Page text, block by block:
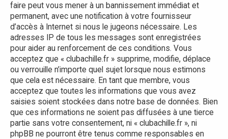
faire peut vous mener à un bannissement immédiat et
permanent, avec une notification à votre fournisseur
d’accès à Internet si nous le jugeons nécessaire. Les
adresses IP de tous les messages sont enregistrées
pour aider au renforcement de ces conditions. Vous
acceptez que « clubachille.fr » supprime, modifie, déplace
ou verrouille n’importe quel sujet lorsque nous estimons
que cela est nécessaire. En tant que membre, vous
acceptez que toutes les informations que vous avez
saisies soient stockées dans notre base de données. Bien
que ces informations ne soient pas diffusées à une tierce
partie sans votre consentement, ni « clubachille.fr », ni
phpBB ne pourront être tenus comme responsables en